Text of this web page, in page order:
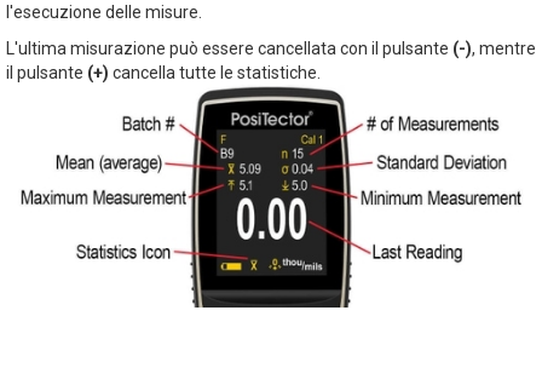
l'esecuzione delle misure.
L'ultima misurazione può essere cancellata con il pulsante (-), mentre
il pulsante (+) cancella tutte le statistiche.